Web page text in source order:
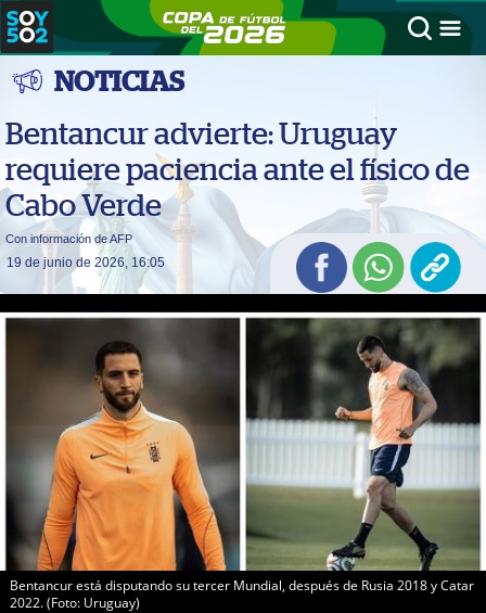
NOTICIAS
Bentancur advierte: Uruguay
requiere paciencia ante el físico de
Cabo Verde
Con información de AFP
19 de junio de 2026, 16:05
Bentancur está disputando su tercer Mundial, después de Rusia 2018 y Catar
2022. (Foto: Uruguay)